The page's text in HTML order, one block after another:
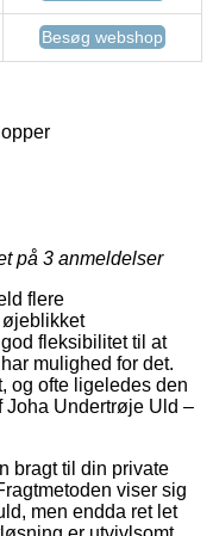
Besøg webshop
på 3 anmeldelser
flere
øjeblikket
fleksibilitet til at
mulighed for det.
og ofte ligeledes den
Joha Undertrøje Uld –
bragt til din private
viser sig
men endda ret let